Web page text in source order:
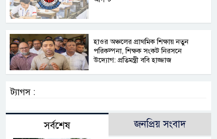
হাওর অঞ্চলের প্রাথমিক শিক্ষায় নতুন
পরিকল্পনা, শিক্ষক সংকট নিরসনে
উদ্যোগ: প্রতিমন্ত্রী ববি হাজ্জাজ
ট্যাগস :
সর্বশেষ জনপ্রিয় সংবাদ